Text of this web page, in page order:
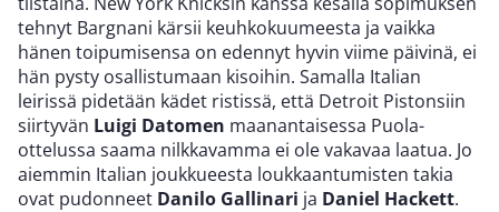
tehnyt Bargnani kärsii keuhkokuumeesta ja vaikka
hänen toipumisensa on edennyt hyvin viime päivinä, ei
hän pysty osallistumaan kisoihin. Samalla Italian
leirissä pidetään kädet ristissä, että Detroit Pistonsiin
siirtyvän Luigi Datomen maanantaisessa Puola-
ottelussa saama nilkkavamma ei ole vakavaa laatua. Jo
aiemmin Italian joukkueesta loukkaantumisten takia
ovat pudonneet Danilo Gallinari ja Daniel Hackett.